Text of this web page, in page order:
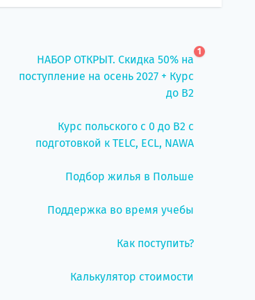
НАБОР ОТКРЫТ. Скидка 50% на
поступление на осень 2027 + Курс
до B2
1
Курс польского с 0 до B2 с
подготовкой к TELC, ECL, NAWA
Подбор жилья в Польше
Поддержка во время учебы
Как поступить?
Калькулятор стоимости